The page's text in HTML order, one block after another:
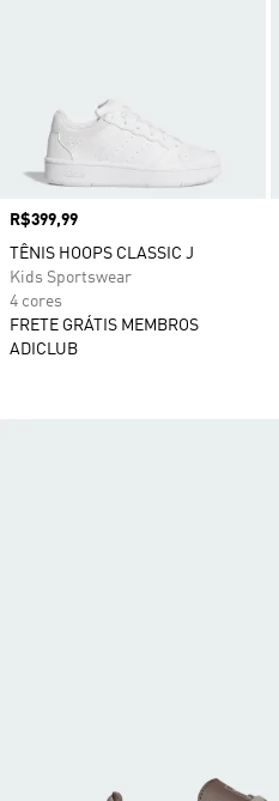
Preço
R$399,99
TÊNIS HOOPS CLASSIC J
Kids Sportswear
4 cores
FRETE GRÁTIS MEMBROS
ADICLUB